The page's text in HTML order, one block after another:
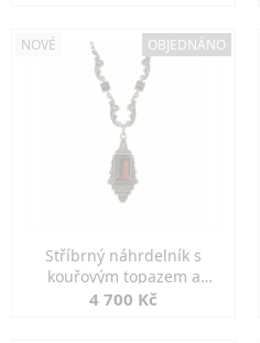
NOVÉ OBJEDNÁNO
Stříbrný náhrdelník s
kouřovým topazem a
markazity
4 700 Kč